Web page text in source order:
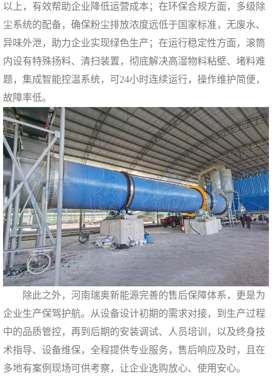
以上，有效帮助企业降低运营成本；在环保合规方面，多级除
尘系统的配备，确保粉尘排放浓度远低于国家标准，无废水、
异味外泄，助力企业实现绿色生产；在运行稳定性方面，滚筒
内设有特殊扬料、清扫装置，彻底解决高湿物料粘壁、堵料难
题，集成智能控温系统，可24小时连续运行，操作维护简便，
故障率低。
除此之外，河南瑞奥新能源完善的售后保障体系，更是为
企业生产保驾护航。从设备设计初期的需求对接，到生产过程
中的品质管控，再到后期的安装调试、人员培训，以及终身技
术指导、设备维保，全程提供专业服务，售后响应及时，且在
多地有案例现场可供考察，让企业选购放心、使用安心。